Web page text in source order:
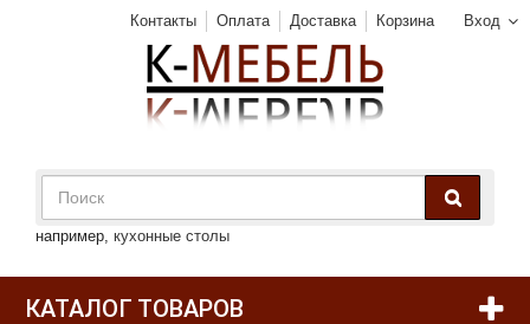
Вход
Контакты Оплата Доставка Корзина
например, кухонные столы
КАТАЛОГ ТОВАРОВ